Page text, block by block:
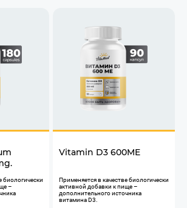
биологически
–
Vitamin D3 600ME
​Применяется в качестве биологически
активной добавки к пище –
дополнительного источника
витамина D3.